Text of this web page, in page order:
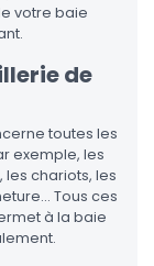
votre baie
de
toutes les
exemple, les
les chariots, les
Tous ces
à la baie